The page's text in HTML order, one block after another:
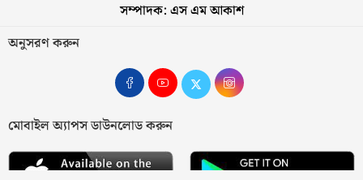
সম্পাদক: এস এম আকাশ
অনুসরণ করুন
মোবাইল অ্যাপস ডাউনলোড করুন